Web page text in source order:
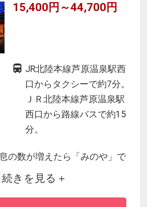
15,400円～44,700円
JR北陸本線芦原温泉駅西
口からタクシーで約7分。
ＪＲ北陸本線芦原温泉駅
西口から路線バスで約15
分。
の数が増えたら「みのや」で
門構え「瓢門」をくぐると、
ッと途絶え、美しい木々が貴
続きを見る